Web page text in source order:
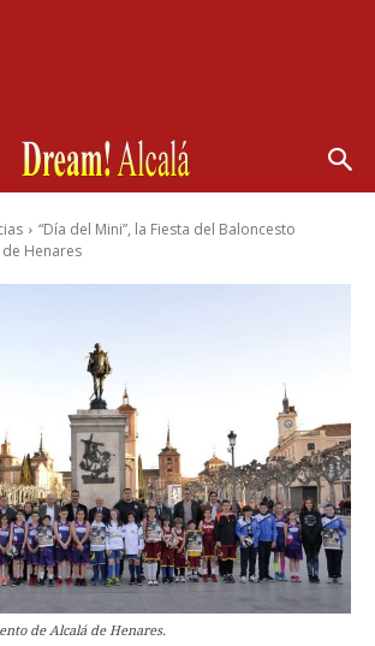
“Día del Mini”, la Fiesta del Baloncesto
Henares
de Alcalá de Henares.